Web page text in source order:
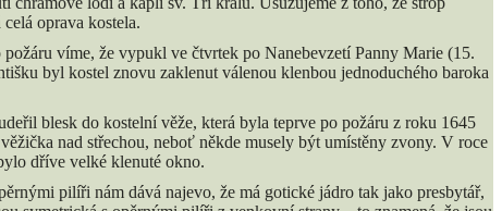
oprava kostela.
víme, že vypukl ve čtvrtek po Nanebevzetí Panny Marie (15.
byl kostel znovu zaklenut válenou klenbou jednoduchého baroka
blesk do kostelní věže, která byla teprve po požáru z roku 1645
nad střechou, neboť někde musely být umístěny zvony. V roce
dříve velké klenuté okno.
pilíři nám dává najevo, že má gotické jádro tak jako presbytář,